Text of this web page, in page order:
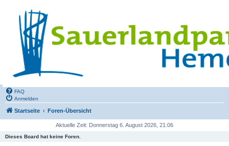
FAQ
Anmelden
Startseite Foren-Übersicht
Aktuelle Zeit: Donnerstag 6. August 2026, 21:06
Dieses Board hat keine Foren.